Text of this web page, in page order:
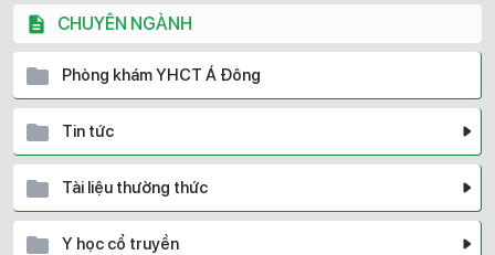
CHUYÊN NGÀNH
Phòng khám YHCT Á Đông
Tin tức
Tài liệu thường thức
Y học cổ truyền